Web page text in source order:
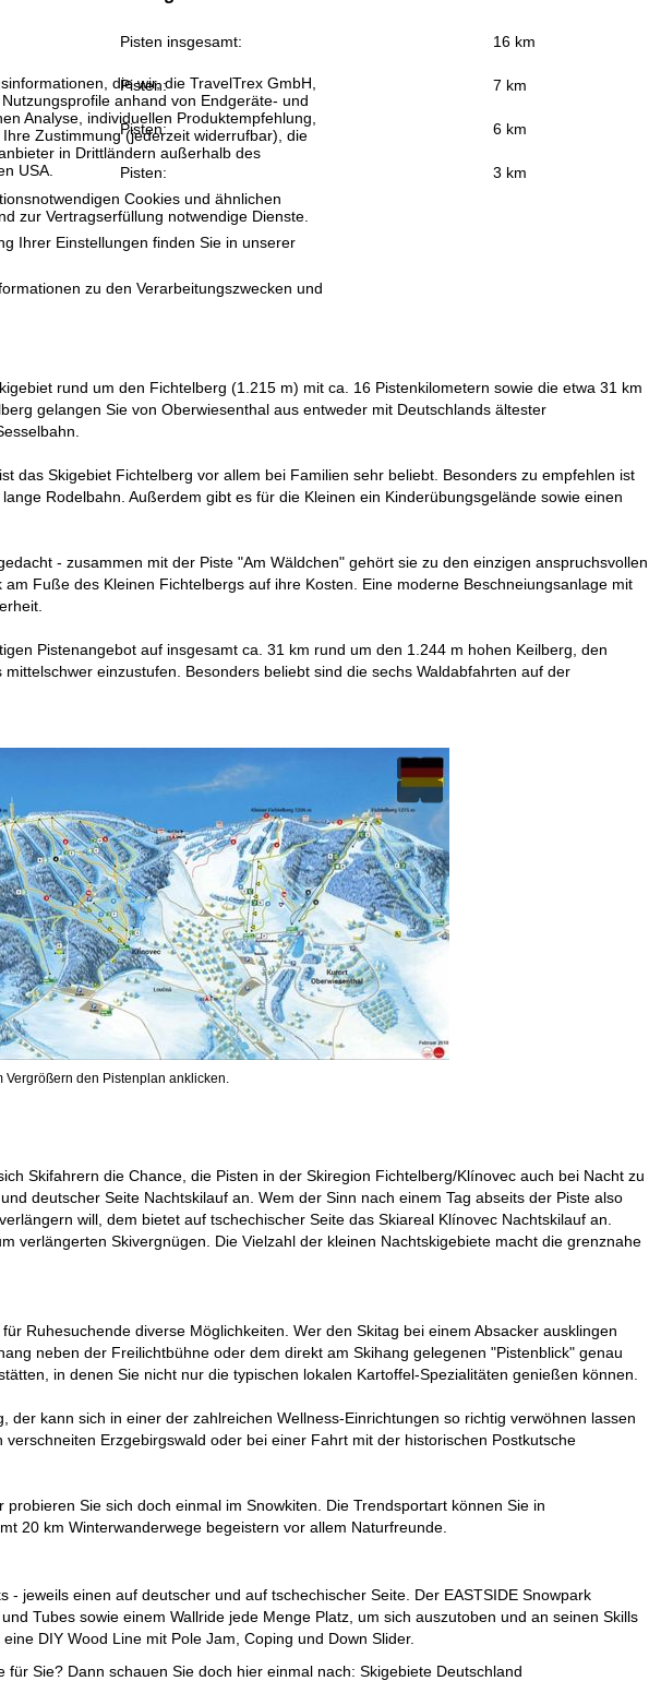
die wir, die TravelTrex GmbH,
anhand von Endgeräte- und
Analyse, individuellen Produktempfehlung,
Zustimmung (jederzeit widerrufbar), die
in Drittländern außerhalb des
USA.
Cookies und ähnlichen
zur Vertragserfüllung notwendige Dienste.
Ihrer Einstellungen finden Sie in unserer
zu den Verarbeitungszwecken und
Pisten insgesamt: 16 km
Pisten: 7 km
Pisten: 6 km
Pisten: 3 km
rund um den Fichtelberg (1.215 m) mit ca. 16 Pistenkilometern sowie die etwa 31 km
gelangen Sie von Oberwiesenthal aus entweder mit Deutschlands ältester
das Skigebiet Fichtelberg vor allem bei Familien sehr beliebt. Besonders zu empfehlen ist
Rodelbahn. Außerdem gibt es für die Kleinen ein Kinderübungsgelände sowie einen
- zusammen mit der Piste "Am Wäldchen" gehört sie zu den einzigen anspruchsvollen
Fuße des Kleinen Fichtelbergs auf ihre Kosten. Eine moderne Beschneiungsanlage mit
Pistenangebot auf insgesamt ca. 31 km rund um den 1.244 m hohen Keilberg, den
einzustufen. Besonders beliebt sind die sechs Waldabfahrten auf der
Vergrößern den Pistenplan anklicken.
Skifahrern die Chance, die Pisten in der Skiregion Fichtelberg/Klínovec auch bei Nacht zu
deutscher Seite Nachtskilauf an. Wem der Sinn nach einem Tag abseits der Piste also
will, dem bietet auf tschechischer Seite das Skiareal Klínovec Nachtskilauf an.
verlängerten Skivergnügen. Die Vielzahl der kleinen Nachtskigebiete macht die grenznahe
Ruhesuchende diverse Möglichkeiten. Wer den Skitag bei einem Absacker ausklingen
neben der Freilichtbühne oder dem direkt am Skihang gelegenen "Pistenblick" genau
in denen Sie nicht nur die typischen lokalen Kartoffel-Spezialitäten genießen können.
kann sich in einer der zahlreichen Wellness-Einrichtungen so richtig verwöhnen lassen
Erzgebirgswald oder bei einer Fahrt mit der historischen Postkutsche
Sie sich doch einmal im Snowkiten. Die Trendsportart können Sie in
20 km Winterwanderwege begeistern vor allem Naturfreunde.
jeweils einen auf deutscher und auf tschechischer Seite. Der EASTSIDE Snowpark
Tubes sowie einem Wallride jede Menge Platz, um sich auszutoben und an seinen Skills
DIY Wood Line mit Pole Jam, Coping und Down Slider.
Sie? Dann schauen Sie doch hier einmal nach: Skigebiete Deutschland